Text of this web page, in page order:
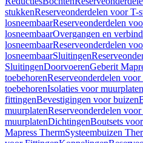
stukkenReserveonderdelen voor T-
losneembaarReserveonderdelen
losneembaarOvergangen en
losneembaarReserveonderdelen
losneembaarSluitingen
SluitingenDoorvoerenGeberit
toebehorenReserveonderdelen
toebehorenIsolaties voor muurplaten
fittingenBevestigingen voor buizen
muurplatenReserveonderdelen
muurplatenDichtingenBoutsets
Mapress ThermSysteembuizen